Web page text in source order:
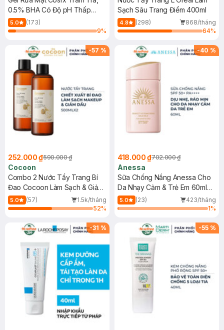
0.5% BHA Có Độ pH Thấp
150ml
5.0
(173)
9%
Sạch Sâu Trang Điểm 400ml
4.8 (298)
868/tháng
64%
-57 %
252.000 ₫590.000 ₫
Cocoon
Combo 2 Nước Tẩy Trang Bí
Đao Cocoon Làm Sạch & Giảm
Dầu 500ml
5.0 (57)
1.5k/tháng
52%
-40 %
418.000 ₫702.000 ₫
Anessa
Sữa Chống Nắng Anessa Cho
Da Nhạy Cảm & Trẻ Em 60ml
(Mới)
5.0 (23)
423/tháng
1%
-31 % -55 %